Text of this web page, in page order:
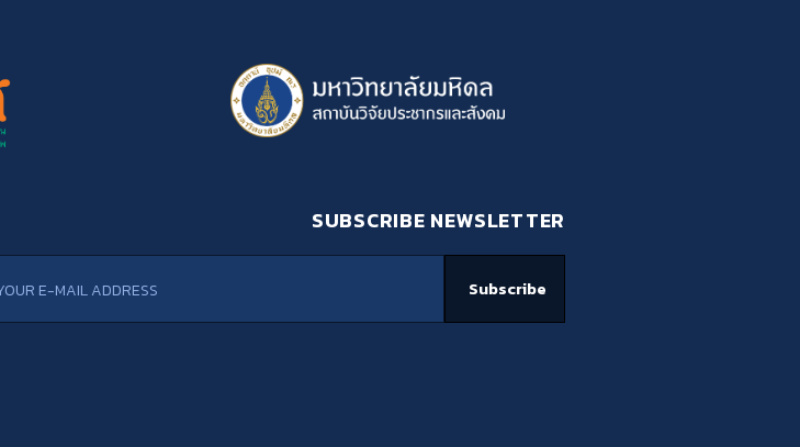
SUBSCRIBE NEWSLETTER
Subscribe